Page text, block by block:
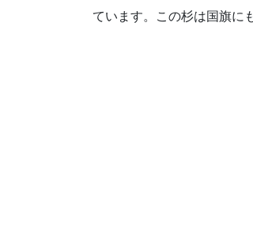
ています。この杉は国旗に